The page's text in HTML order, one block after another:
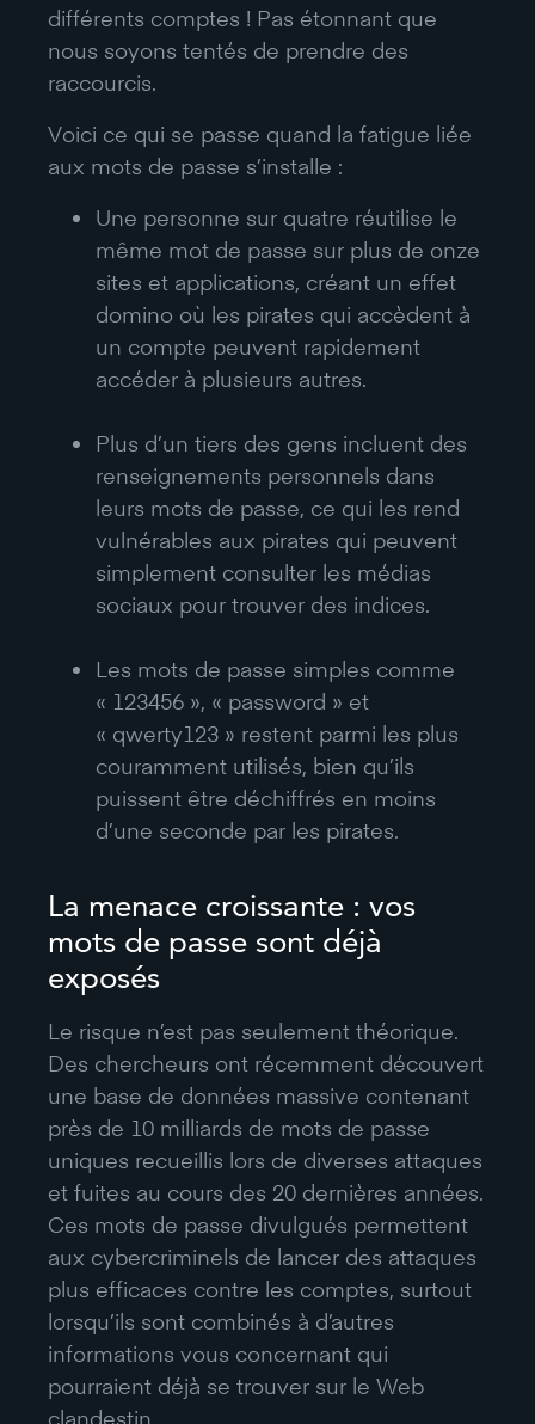
différents comptes ! Pas étonnant que
nous soyons tentés de prendre des
raccourcis.
Voici ce qui se passe quand la fatigue liée
aux mots de passe s’installe :
Une personne sur quatre réutilise le
même mot de passe sur plus de onze
sites et applications, créant un effet
domino où les pirates qui accèdent à
un compte peuvent rapidement
accéder à plusieurs autres.
Plus d’un tiers des gens incluent des
renseignements personnels dans
leurs mots de passe, ce qui les rend
vulnérables aux pirates qui peuvent
simplement consulter les médias
sociaux pour trouver des indices.
Les mots de passe simples comme
« 123456 », « password » et
« qwerty123 » restent parmi les plus
couramment utilisés, bien qu’ils
puissent être déchiffrés en moins
d’une seconde par les pirates.
La menace croissante : vos
mots de passe sont déjà
exposés
Le risque n’est pas seulement théorique.
Des chercheurs ont récemment découvert
une base de données massive contenant
près de 10 milliards de mots de passe
uniques recueillis lors de diverses attaques
et fuites au cours des 20 dernières années.
Ces mots de passe divulgués permettent
aux cybercriminels de lancer des attaques
plus efficaces contre les comptes, surtout
lorsqu’ils sont combinés à d’autres
informations vous concernant qui
pourraient déjà se trouver sur le Web
clandestin.